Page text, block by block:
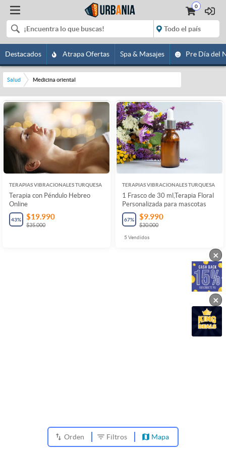
0
Destacados Atrapa Ofertas Spa & Masajes Pre Día del
Salud Medicina oriental
TERAPIAS VIBRACIONALES TURQUESA
Terapia con Péndulo Hebreo
Online
43% $19.990
$35.000
TERAPIAS VIBRACIONALES TURQUESA
1 Frasco de 30 ml,Terapia Floral
Personalizada para mascotas
67% $9.990
$30.000
5 Vendidos
Orden Filtros Mapa
×
×